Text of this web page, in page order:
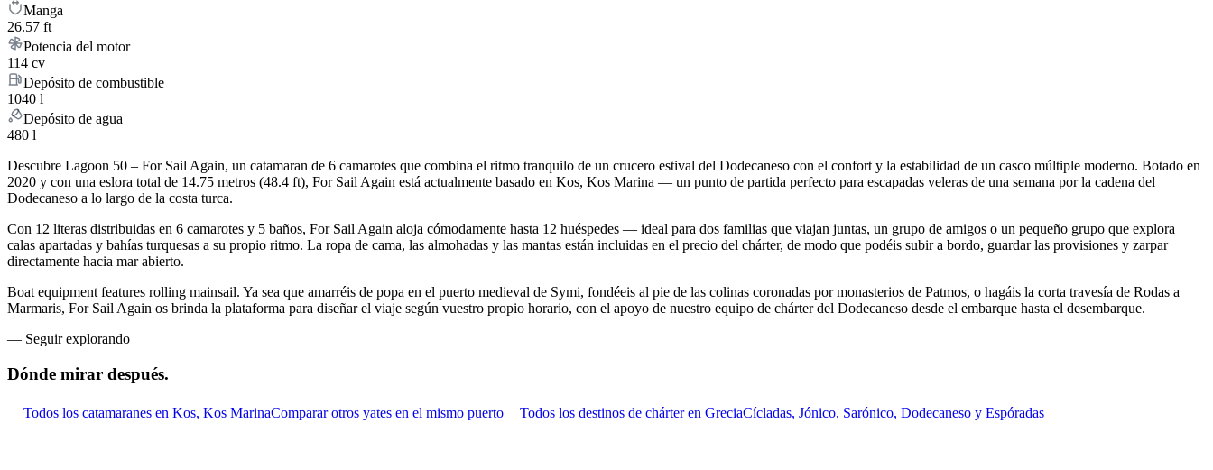
Manga
26.57 ft
Potencia del motor
114 cv
Depósito de combustible
1040 l
Depósito de agua
480 l
Descubre Lagoon 50 – For Sail Again, un catamaran de 6 camarotes que combina el ritmo tranquilo de un crucero estival del Dodecaneso con el confort y la estabilidad de un casco múltiple moderno. Botado en
2020 y con una eslora total de 14.75 metros (48.4 ft), For Sail Again está actualmente basado en Kos, Kos Marina — un punto de partida perfecto para escapadas veleras de una semana por la cadena del
Dodecaneso a lo largo de la costa turca.
Con 12 literas distribuidas en 6 camarotes y 5 baños, For Sail Again aloja cómodamente hasta 12 huéspedes — ideal para dos familias que viajan juntas, un grupo de amigos o un pequeño grupo que explora
calas apartadas y bahías turquesas a su propio ritmo. La ropa de cama, las almohadas y las mantas están incluidas en el precio del chárter, de modo que podéis subir a bordo, guardar las provisiones y zarpar
directamente hacia mar abierto.
Boat equipment features rolling mainsail. Ya sea que amarréis de popa en el puerto medieval de Symi, fondéeis al pie de las colinas coronadas por monasterios de Patmos, o hagáis la corta travesía de Rodas a
Marmaris, For Sail Again os brinda la plataforma para diseñar el viaje según vuestro propio horario, con el apoyo de nuestro equipo de chárter del Dodecaneso desde el embarque hasta el desembarque.
— Seguir explorando
Dónde mirar después.
Todos los catamaranes en Kos, Kos MarinaComparar otros yates en el mismo puerto Todos los destinos de chárter en GreciaCícladas, Jónico, Sarónico, Dodecaneso y Espóradas